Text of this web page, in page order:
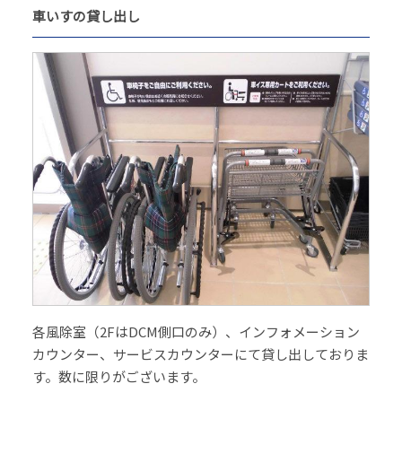
車いすの貸し出し
各風除室（2FはDCM側口のみ）、インフォメーション
カウンター、サービスカウンターにて貸し出しておりま
す。数に限りがございます。